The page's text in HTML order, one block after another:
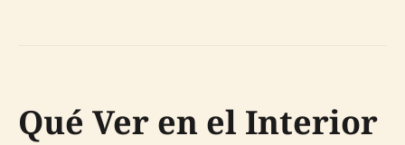
Qué Ver en el Interior